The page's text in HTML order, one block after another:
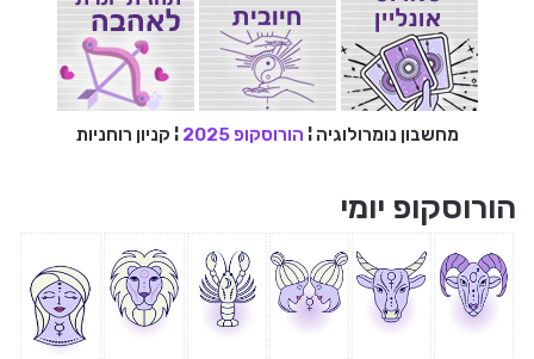
מחשבון נומרולוגיה ¦ הורוסקופ 2025 ¦ קניון רוחניות
הורוסקופ יומי